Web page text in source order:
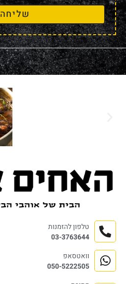
שליחה
טלפון להזמנות
03-3763644
וואטסאפ
050-5222505